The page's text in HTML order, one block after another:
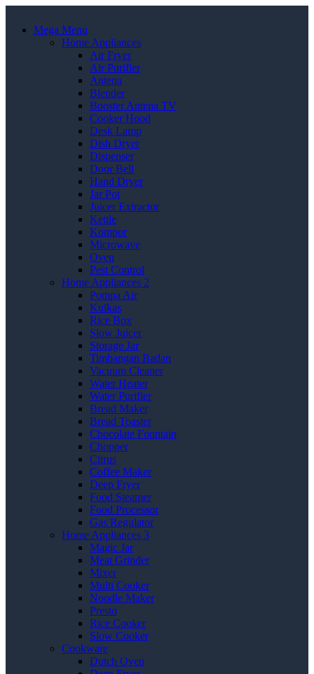
Mega Menu
Home Appliances
Air Fryer
Air Purifier
Antena
Blender
Booster Antena TV
Cooker Hood
Desk Lamp
Dish Dryer
Dispenser
Door Bell
Hand Dryer
Jar Pot
Juicer Extractor
Kettle
Kompor
Microwave
Oven
Pest Control
Home Appliances 2
Pompa Air
Kulkas
Rice Box
Slow Juicer
Storage Jar
Timbangan Badan
Vacuum Cleaner
Water Heater
Water Purifier
Bread Maker
Bread Toaster
Chocolate Fountain
Chopper
Citrus
Coffee Maker
Deep Fryer
Food Steamer
Food Processor
Gas Regulator
Home Appliances 3
Magic Jar
Meat Grinder
Mixer
Multi Cooker
Noodle Maker
Presto
Rice Cooker
Slow Cooker
Cookware
Dutch Oven